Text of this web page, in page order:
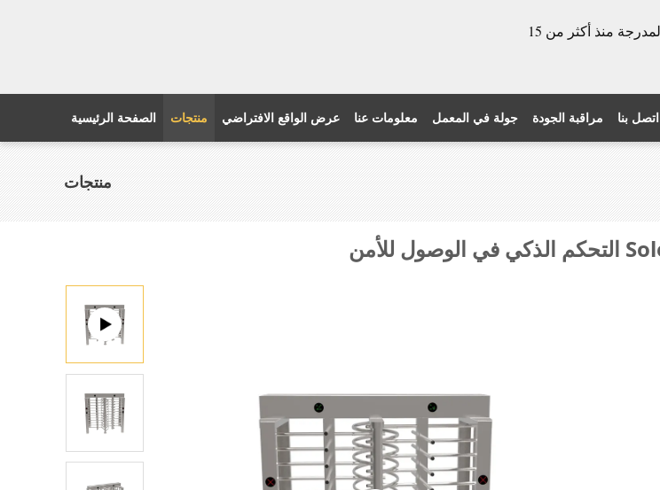
الشركة المصنعة للأبواب الدوارة وأجهزة وقوف السيارات المدرجة منذ أكثر من 15
الصفحة الرئيسية منتجات عرض الواقع الافتراضي معلومات عنا جولة في المعمل مراقبة الجودة اتصل بنا
منتجات